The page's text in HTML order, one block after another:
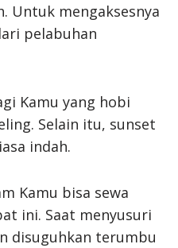
Untuk mengaksesnya
pelabuhan
Kamu yang hobi
Selain itu, sunset
indah.
Kamu bisa sewa
ini. Saat menyusuri
disuguhkan terumbu